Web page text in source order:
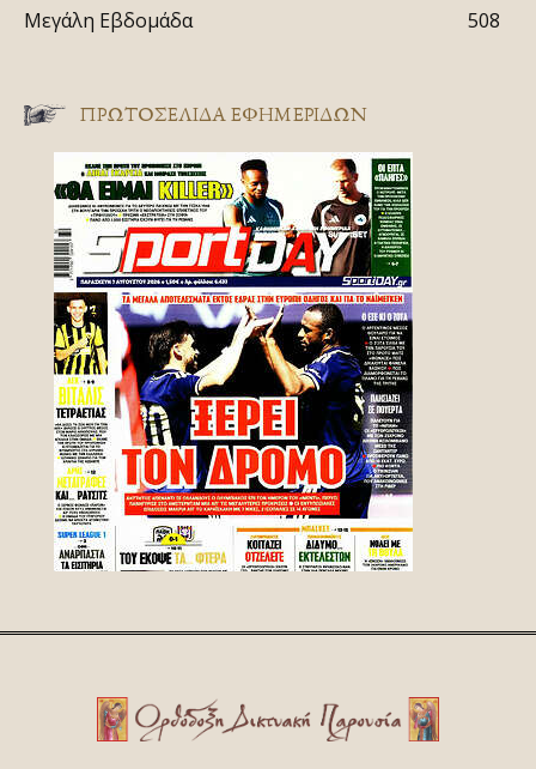
Μεγάλη Εβδομάδα
508
ΠΡΩΤΟΣΈΛΙΔΑ ΕΦΗΜΕΡΊΔΩΝ